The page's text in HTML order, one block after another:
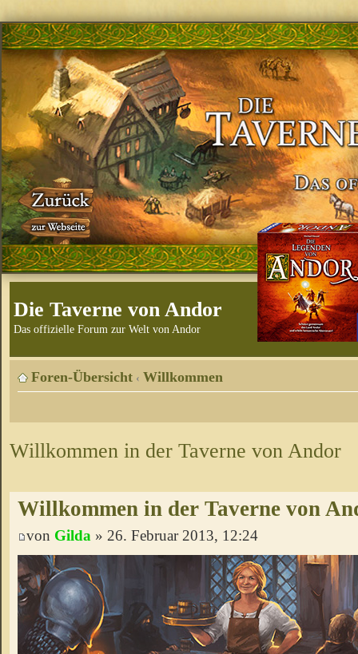
Die Taverne von Andor
Das offizielle Forum zur Welt von Andor
Foren-Übersicht ‹ Willkommen
Willkommen in der Taverne von Andor
Willkommen in der Taverne von
von Gilda » 26. Februar 2013, 12:24